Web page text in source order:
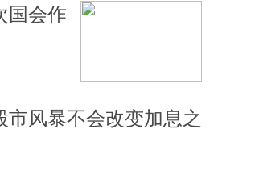
国会作
风暴不会改变加息之